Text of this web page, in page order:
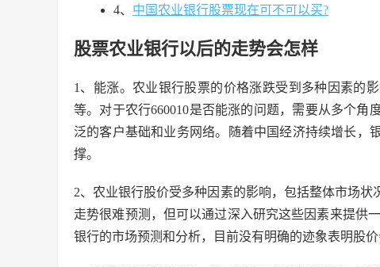
4、 中国农业银行股票现在可不可以买?
股票农业银行以后的走势会怎样
1、能涨。农业银行股票的价格涨跌受到多种因素的
等。对于农行660010是否能涨的问题，需要从多个
泛的客户基础和业务网络。随着中国经济持续增长，
撑。
2、农业银行股价受多种因素的影响，包括整体市场
走势很难预测，但可以通过深入研究这些因素来提供
银行的市场预测和分析，目前没有明确的迹象表明股价